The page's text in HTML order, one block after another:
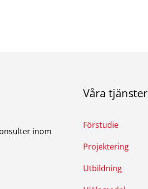
inom
Våra tjänster
Förstudie
Projektering
Utbildning